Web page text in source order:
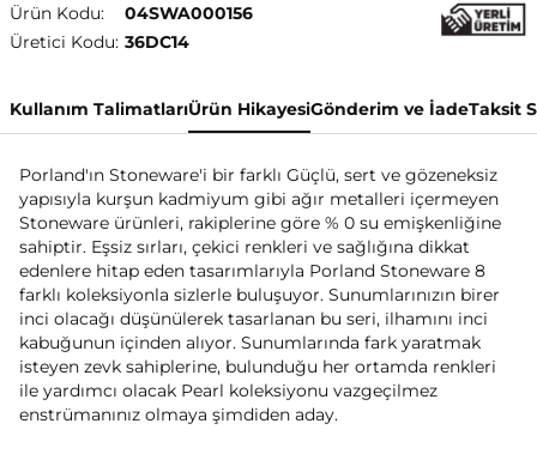
Ürün Kodu:
04SWA000156
Üretici Kodu: 36DC14
Kullanım TalimatlarıÜrün HikayesiGönderim ve İadeTaksit
Porland'ın Stoneware'i bir farklı Güçlü, sert ve gözeneksiz
yapısıyla kurşun kadmiyum gibi ağır metalleri içermeyen
Stoneware ürünleri, rakiplerine göre % 0 su emişkenliğine
sahiptir. Eşsiz sırları, çekici renkleri ve sağlığına dikkat
edenlere hitap eden tasarımlarıyla Porland Stoneware 8
farklı koleksiyonla sizlerle buluşuyor. Sunumlarınızın birer
inci olacağı düşünülerek tasarlanan bu seri, ilhamını inci
kabuğunun içinden alıyor. Sunumlarında fark yaratmak
isteyen zevk sahiplerine, bulunduğu her ortamda renkleri
ile yardımcı olacak Pearl koleksiyonu vazgeçilmez
enstrümanınız olmaya şimdiden aday.